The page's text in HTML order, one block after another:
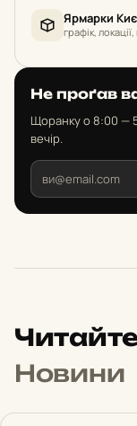
Ярмарки
графік, локації,
Не проґав
Щоранку о 8:00 —
вечір.
Новини